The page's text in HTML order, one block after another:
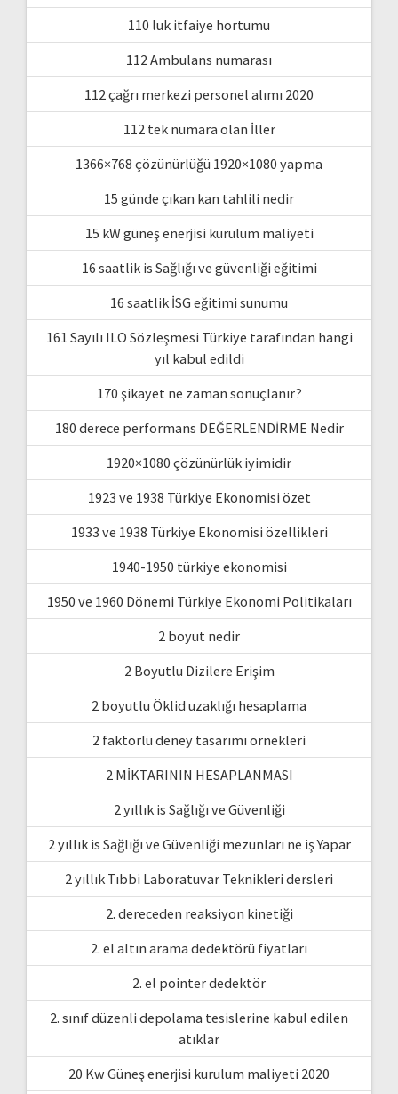
110 luk itfaiye hortumu
112 Ambulans numarası
112 çağrı merkezi personel alımı 2020
112 tek numara olan İller
1366×768 çözünürlüğü 1920×1080 yapma
15 günde çıkan kan tahlili nedir
15 kW güneş enerjisi kurulum maliyeti
16 saatlik is Sağlığı ve güvenliği eğitimi
16 saatlik İSG eğitimi sunumu
161 Sayılı ILO Sözleşmesi Türkiye tarafından hangi
yıl kabul edildi
170 şikayet ne zaman sonuçlanır?
180 derece performans DEĞERLENDİRME Nedir
1920×1080 çözünürlük iyimidir
1923 ve 1938 Türkiye Ekonomisi özet
1933 ve 1938 Türkiye Ekonomisi özellikleri
1940-1950 türkiye ekonomisi
1950 ve 1960 Dönemi Türkiye Ekonomi Politikaları
2 boyut nedir
2 Boyutlu Dizilere Erişim
2 boyutlu Öklid uzaklığı hesaplama
2 faktörlü deney tasarımı örnekleri
2 MİKTARININ HESAPLANMASI
2 yıllık is Sağlığı ve Güvenliği
2 yıllık is Sağlığı ve Güvenliği mezunları ne iş Yapar
2 yıllık Tıbbi Laboratuvar Teknikleri dersleri
2. dereceden reaksiyon kinetiği
2. el altın arama dedektörü fiyatları
2. el pointer dedektör
2. sınıf düzenli depolama tesislerine kabul edilen
atıklar
20 Kw Güneş enerjisi kurulum maliyeti 2020